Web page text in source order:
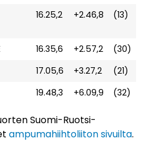
16.25,2 +2.46,8 (13)
16.35,6 +2.57,2
(30)
17.05,6 +3.27,2
(21)
19.48,3 +6.09,9 (32)
Suomi-Ruotsi-
ampumahiihtoliiton sivuilta.